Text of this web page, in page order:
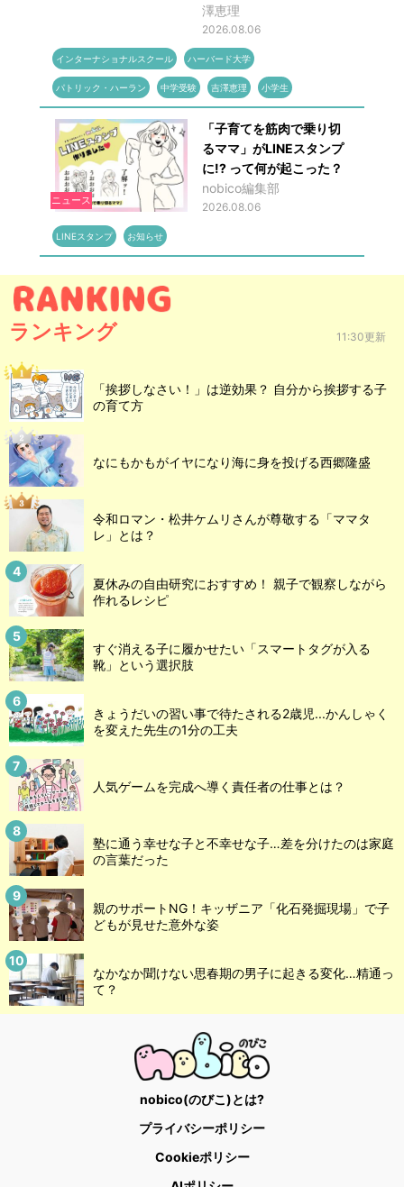
澤恵理
2026.08.06
インターナショナルスクール ハーバード大学
パトリック・ハーラン 中学受験 吉澤恵理 小学生
ニュース
「子育てを筋肉で乗り切
るママ」がLINEスタンプ
に!? って何が起こった？
nobico編集部
2026.08.06
LINEスタンプ お知らせ
ランキング 11:30更新
「挨拶しなさい！」は逆効果？ 自分から挨拶する子
の育て方
なにもかもがイヤになり海に身を投げる西郷隆盛
令和ロマン・松井ケムリさんが尊敬する「ママタ
レ」とは？
夏休みの自由研究におすすめ！ 親子で観察しながら
作れるレシピ
すぐ消える子に履かせたい「スマートタグが入る
靴」という選択肢
きょうだいの習い事で待たされる2歳児...かんしゃく
を変えた先生の1分の工夫
人気ゲームを完成へ導く責任者の仕事とは？
塾に通う幸せな子と不幸せな子…差を分けたのは家庭
の言葉だった
親のサポートNG！キッザニア「化石発掘現場」で子
どもが見せた意外な姿
なかなか聞けない思春期の男子に起きる変化…精通っ
て？
nobico(のびこ)とは?
プライバシーポリシー
Cookieポリシー